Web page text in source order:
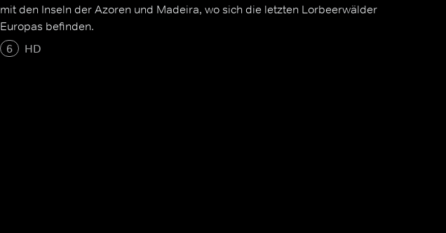
mit den Inseln der Azoren und Madeira, wo sich die letzten Lorbeerwälder
Europas befinden.
6
HD